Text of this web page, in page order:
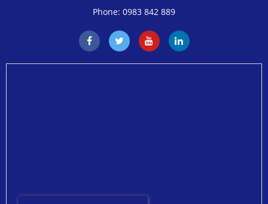
Phone: 0983 842 889